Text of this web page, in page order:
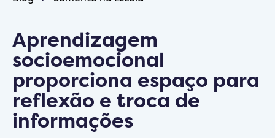
Aprendizagem
socioemocional
proporciona espaço para
reflexão e troca de
informações